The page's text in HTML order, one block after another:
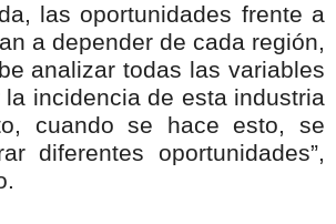
las oportunidades frente a
a depender de cada región,
analizar todas las variables
la incidencia de esta industria
cuando se hace esto, se
diferentes oportunidades”,